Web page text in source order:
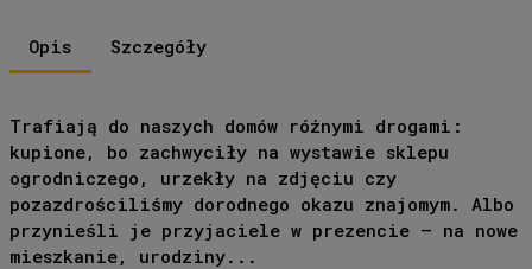
Opis Szczegóły
Trafiają do naszych domów różnymi drogami:
kupione, bo zachwyciły na wystawie sklepu
ogrodniczego, urzekły na zdjęciu czy
pozazdrościliśmy dorodnego okazu znajomym. Albo
przynieśli je przyjaciele w prezencie – na nowe
mieszkanie, urodziny...